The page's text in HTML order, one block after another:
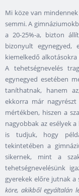
Mi köze van
semmi. A
a 20-25%-a, bizton
bizonyult
kiemelkedő
A tehetségnevelés
egynegyed esetében
taníthatnak, hanem
ekkorra már
mértékben, hiszen a
nagyobbak az esélyek
is tudjuk, hogy
tekintetében a
sikernek, mint a
tehetségnevelésünk
gyerekek előre jutnak a
köre, akikből egyáltalán